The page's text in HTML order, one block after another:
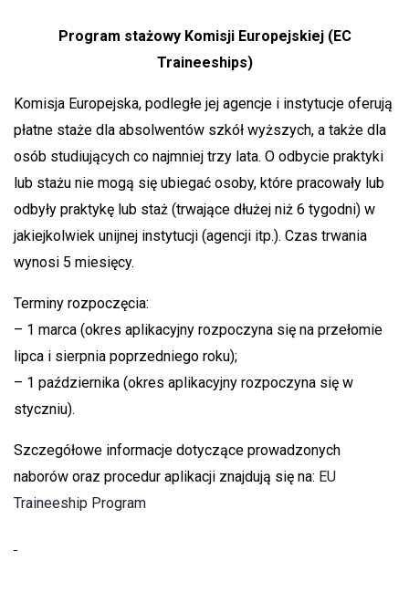
Program stażowy Komisji Europejskiej (EC
Traineeships)
Komisja Europejska, podległe jej agencje i instytucje oferują
płatne staże dla absolwentów szkół wyższych, a także dla
osób studiujących co najmniej trzy lata. O odbycie praktyki
lub stażu nie mogą się ubiegać osoby, które pracowały lub
odbyły praktykę lub staż (trwające dłużej niż 6 tygodni) w
jakiejkolwiek unijnej instytucji (agencji itp.). Czas trwania
wynosi 5 miesięcy.
Terminy rozpoczęcia:
– 1 marca (okres aplikacyjny rozpoczyna się na przełomie
lipca i sierpnia poprzedniego roku);
– 1 października (okres aplikacyjny rozpoczyna się w
styczniu).
Szczegółowe informacje dotyczące prowadzonych
naborów oraz procedur aplikacji znajdują się na: EU
Traineeship Program